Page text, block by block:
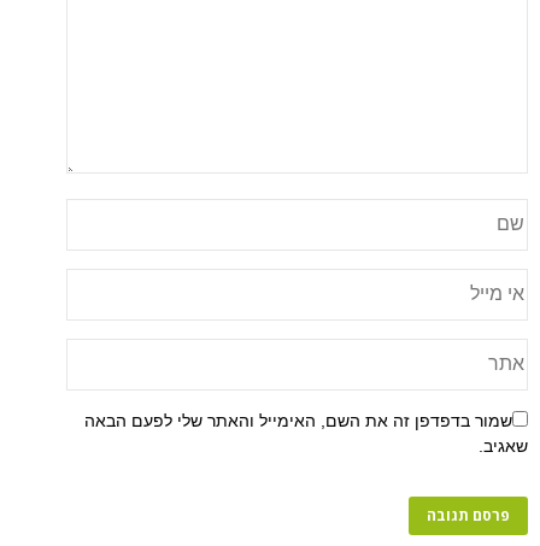
שמור בדפדפן זה את השם, האימייל והאתר שלי לפעם הבאה
שאגיב.